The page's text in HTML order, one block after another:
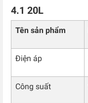
4.1 20L
Tên sản phẩm
Điện áp
Công suất